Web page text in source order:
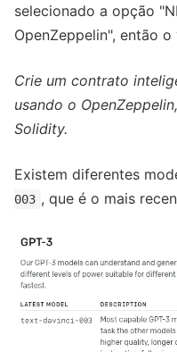
selecionado a opção
OpenZeppelin", então
Crie um contrato
usando o
Solidity.
Existem diferentes
003 , que é o mais